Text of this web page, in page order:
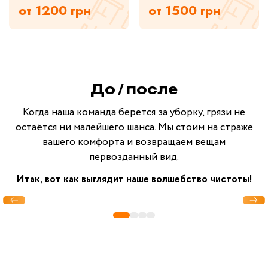
от 1200 грн от 1500 грн
До / после
Когда наша команда берется за уборку, грязи не
остаётся ни малейшего шанса. Мы стоим на страже
вашего комфорта и возвращаем вещам
первозданный вид.
Итак, вот как выглядит наше волшебство чистоты!